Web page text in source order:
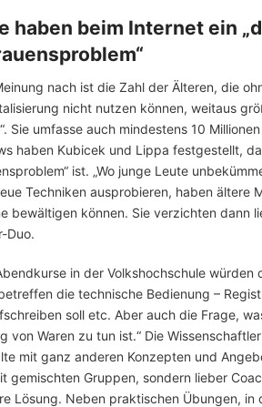
haben beim Internet ein
nach ist die Zahl der Älteren, die
nicht nutzen können, weitaus
Sie umfasse auch mindestens 10
haben Kubicek und Lippa festgestellt,
ist. „Wo junge Leute
Techniken ausprobieren, haben ältere
bewältigen können. Sie verzichten dann
Duo.
in der Volkshochschule würden
die technische Bedienung –
soll etc. Aber auch die Frage,
von Waren zu tun ist.“ Die
mit ganz anderen Konzepten und
gemischten Gruppen, sondern lieber
Lösung. Neben praktischen Übungen, in